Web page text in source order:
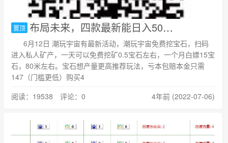
置顶 布局未来，四款最新能日入50以上的自动挂机元宇宙小游戏
6月12日 潮玩宇宙有最新活动，潮玩宇宙免费挖宝石，扫码
进入私人矿产，一天可以免费挖矿0.5宝石左右，一个月白嫖15宝
石，80米左右。宝石想产量更高推荐玩法，亏本包赔本金只需
147（门槛更低）购买4
阅读：19538 评论：0
4年前 (2022-07-06)